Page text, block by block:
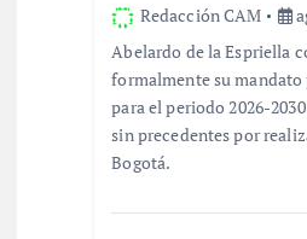
Redacción CAM
Abelardo de la Espriella
formalmente su
para el periodo 2026-
sin precedentes por
Bogotá.